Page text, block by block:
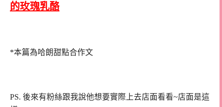
的玫瑰乳酪
*本篇為哈朗甜點合作文
PS. 後來有粉絲跟我說他想要實際上去店面看看~店面是這